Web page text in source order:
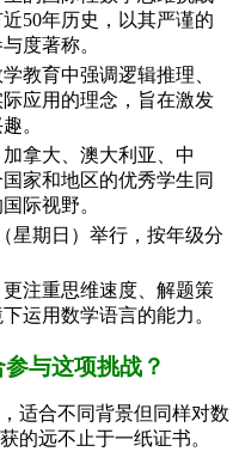
50年历史，以其严谨的
度著称。
教育中强调逻辑推理、
应用的理念，旨在激发
。
拿大、澳大利亚、中
家和地区的优秀学生同
际视野。
星期日）举行，按年级分
注重思维速度、解题策
运用数学语言的能力。
与这项挑战？
适合不同背景但同样对数
的远不止于一纸证书。